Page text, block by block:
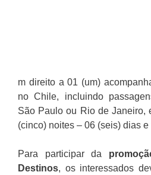
m direito a 01 (um)
no Chile, incluindo
São Paulo ou Rio de Janeiro,
(cinco) noites – 06 (seis) dias e
Para participar da
Destinos, os interessados